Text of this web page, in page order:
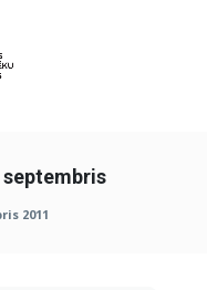
septembris
2011